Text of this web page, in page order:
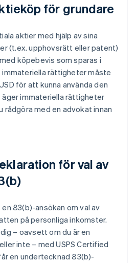
för grundare
aktier med hjälp av sina
(t.ex. upphovsrätt eller patent)
köpebevis som sparas i
immateriella rättigheter måste
för att kunna använda den
äger immateriella rättigheter
med en advokat innan
för val av
en 83(b)-ansökan om val av
på personliga inkomster.
– oavsett om du är en
inte – med USPS Certified
en undertecknad 83(b)-